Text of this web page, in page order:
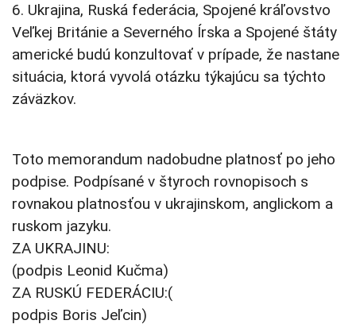
6. Ukrajina, Ruská federácia, Spojené kráľovstvo
Veľkej Británie a Severného Írska a Spojené štáty
americké budú konzultovať v prípade, že nastane
situácia, ktorá vyvolá otázku týkajúcu sa týchto
záväzkov.
Toto memorandum nadobudne platnosť po jeho
podpise. Podpísané v štyroch rovnopisoch s
rovnakou platnosťou v ukrajinskom, anglickom a
ruskom jazyku.
ZA UKRAJINU:
(podpis Leonid Kučma)
ZA RUSKÚ FEDERÁCIU:(
podpis Boris Jeľcin)